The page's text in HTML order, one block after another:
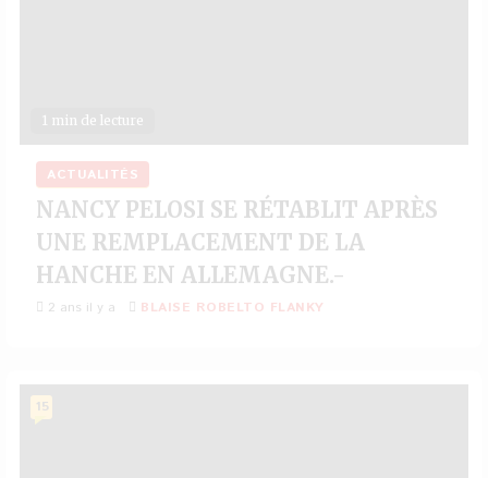
1 min de lecture
ACTUALITÉS
NANCY PELOSI SE RÉTABLIT APRÈS
UNE REMPLACEMENT DE LA
HANCHE EN ALLEMAGNE.-
2 ans il y a BLAISE ROBELTO FLANKY
15